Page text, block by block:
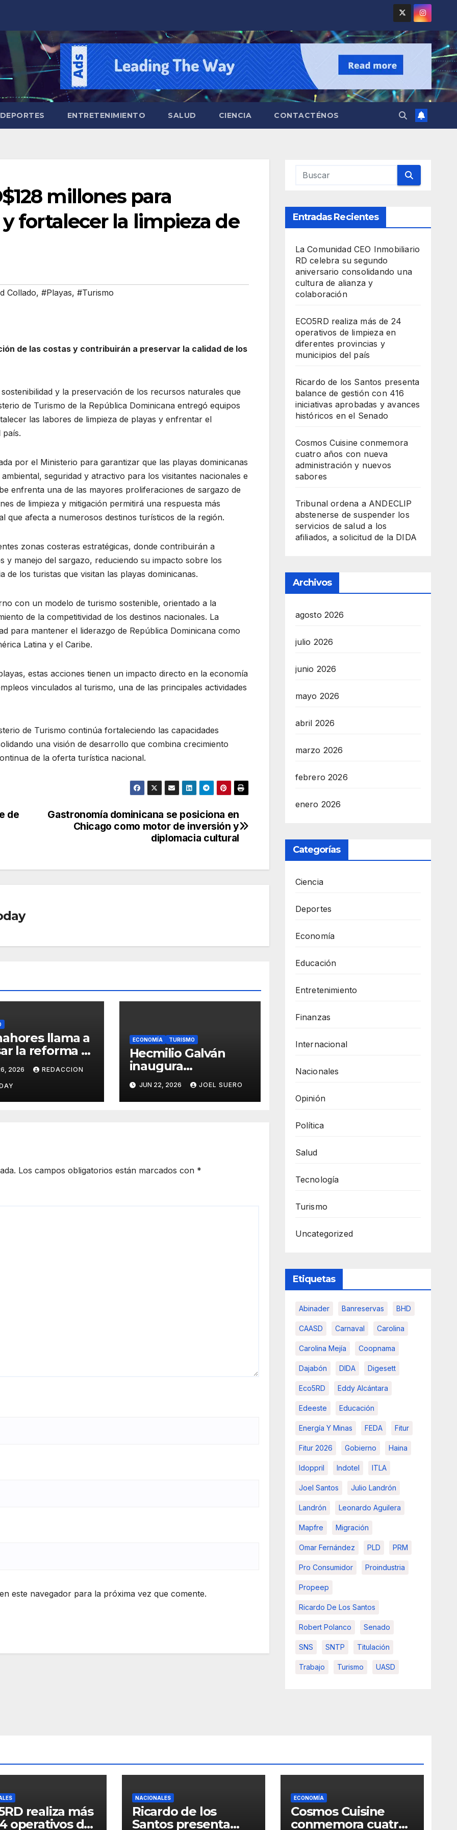
DEPORTES ENTRETENIMIENTO SALUD CIENCIA CONTACTÉNOS
millones para
fortalecer la limpieza de
Collado, #Playas, #Turismo
de las costas y contribuirán a preservar la calidad de los
y la preservación de los recursos naturales que
de Turismo de la República Dominicana entregó equipos
las labores de limpieza de playas y enfrentar el
país.
por el Ministerio para garantizar que las playas dominicanas
seguridad y atractivo para los visitantes nacionales e
enfrenta una de las mayores proliferaciones de sargazo de
de limpieza y mitigación permitirá una respuesta más
afecta a numerosos destinos turísticos de la región.
zonas costeras estratégicas, donde contribuirán a
y manejo del sargazo, reduciendo su impacto sobre los
de los turistas que visitan las playas dominicanas.
con un modelo de turismo sostenible, orientado a la
de la competitividad de los destinos nacionales. La
para mantener el liderazgo de República Dominicana como
Latina y el Caribe.
estas acciones tienen un impacto directo en la economía
vinculados al turismo, una de las principales actividades
de Turismo continúa fortaleciendo las capacidades
una visión de desarrollo que combina crecimiento
de la oferta turística nacional.
Gastronomía dominicana se posiciona en
Chicago como motor de inversión y
diplomacia cultural
de
llama a
la reforma a
de Residuos
y advierte
impacto en
2026 REDACCION
ECONOMÍA TURISMO
Hecmilio Galván
inaugura
Restaurante de
Pescadores
Tilamiches en
JUN 22, 2026 JOEL SUERO
Los campos obligatorios están marcados con *
este navegador para la próxima vez que comente.
Entradas Recientes
La Comunidad CEO Inmobiliario
RD celebra su segundo
aniversario consolidando una
cultura de alianza y
colaboración
ECO5RD realiza más de 24
operativos de limpieza en
diferentes provincias y
municipios del país
Ricardo de los Santos presenta
balance de gestión con 416
iniciativas aprobadas y avances
históricos en el Senado
Cosmos Cuisine conmemora
cuatro años con nueva
administración y nuevos
sabores
Tribunal ordena a ANDECLIP
abstenerse de suspender los
servicios de salud a los
afiliados, a solicitud de la DIDA
Archivos
agosto 2026
julio 2026
junio 2026
mayo 2026
abril 2026
marzo 2026
febrero 2026
enero 2026
Categorías
Ciencia
Deportes
Economía
Educación
Entretenimiento
Finanzas
Internacional
Nacionales
Opinión
Política
Salud
Tecnología
Turismo
Uncategorized
Etiquetas
Abinader Banreservas BHD
CAASD Carnaval Carolina
Carolina Mejía Coopnama
Dajabón DIDA Digesett
Eco5RD Eddy Alcántara
Edeeste Educación
Energía Y Minas FEDA Fitur
Fitur 2026 Gobierno Haina
Idoppril Indotel ITLA
Joel Santos Julio Landrón
Landrón Leonardo Aguilera
Mapfre Migración
Omar Fernández PLD PRM
Pro Consumidor Proindustria
Propeep
Ricardo De Los Santos
Robert Polanco Senado
SNS SNTP Titulación
Trabajo Turismo UASD
realiza más
operativos de
NACIONALES
Ricardo de los
Santos presenta
ECONOMÍA
Cosmos Cuisine
conmemora cuatro